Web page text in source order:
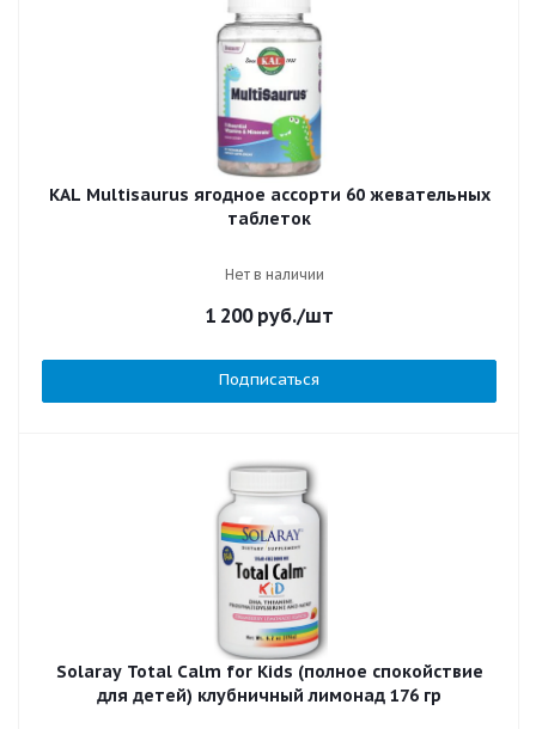
KAL Multisaurus ягодное ассорти 60 жевательных
таблеток
Нет в наличии
1 200руб./шт
Подписаться
Solaray Total Calm for Kids (полное спокойствие
для детей) клубничный лимонад 176 гр